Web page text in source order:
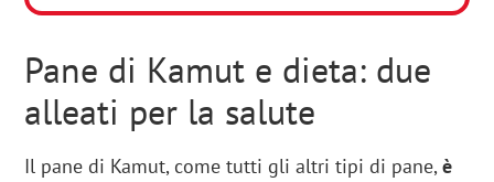
Pane di Kamut e dieta: due
alleati per la salute
Il pane di Kamut, come tutti gli altri tipi di pane,è